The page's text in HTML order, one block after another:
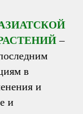
–
в
и
и